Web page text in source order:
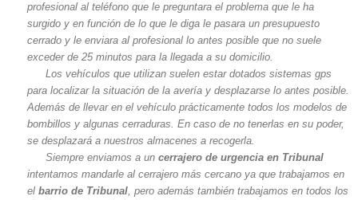
profesional al teléfono que le preguntara el problema que le ha
surgido y en función de lo que le diga le pasara un presupuesto
cerrado y le enviara al profesional lo antes posible que no suele
exceder de 25 minutos para la llegada a su domicilio.
Los vehículos que utilizan suelen estar dotados sistemas gps
para localizar la situación de la avería y desplazarse lo antes posible.
Además de llevar en el vehículo prácticamente todos los modelos de
bombillos y algunas cerraduras. En caso de no tenerlas en su poder,
se desplazará a nuestros almacenes a recogerla.
Siempre enviamos a uncerrajero de urgencia en Tribunal
intentamos mandarle al cerrajero más cercano ya que trabajamos en
el barrio de Tribunal , pero además también trabajamos en todos los